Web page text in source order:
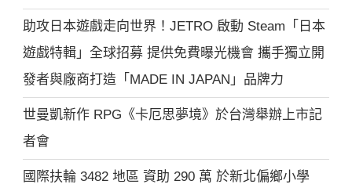
助攻日本遊戲走向世界！JETRO 啟動 Steam「日本
遊戲特輯」全球招募 提供免費曝光機會 攜手獨立開
發者與廠商打造「MADE IN JAPAN」品牌力
世曼凱新作 RPG《卡厄思夢境》於台灣舉辦上市記
者會
國際扶輪 3482 地區 資助 290 萬 於新北偏鄉小學